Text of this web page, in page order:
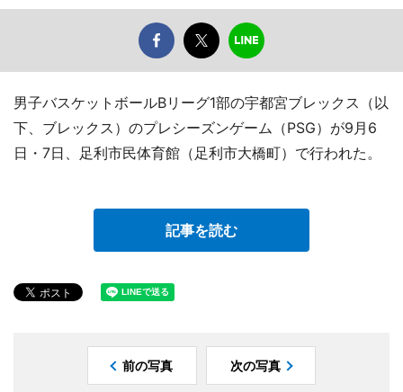
男子バスケットボールBリーグ1部の宇都宮ブレックス（以
下、ブレックス）のプレシーズンゲーム（PSG）が9月6
日・7日、足利市民体育館（足利市大橋町）で行われた。
記事を読む
前の写真 次の写真